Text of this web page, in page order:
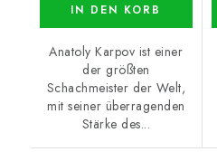
IN DEN KORB
Anatoly Karpov ist einer
der größten
Schachmeister der Welt,
mit seiner überragenden
Stärke des...